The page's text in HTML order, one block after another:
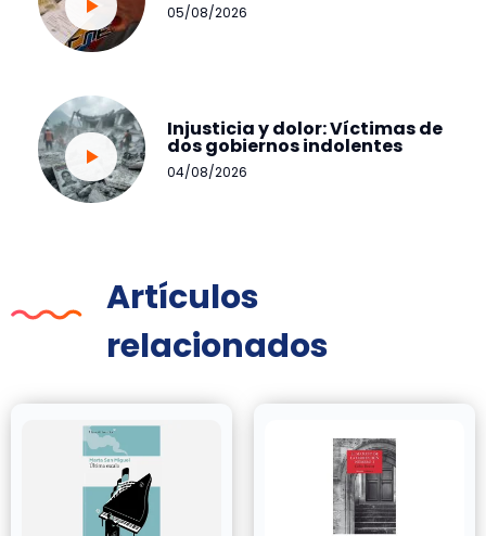
05/08/2026
Injusticia y dolor: Víctimas de
dos gobiernos indolentes
04/08/2026
Artículos
relacionados